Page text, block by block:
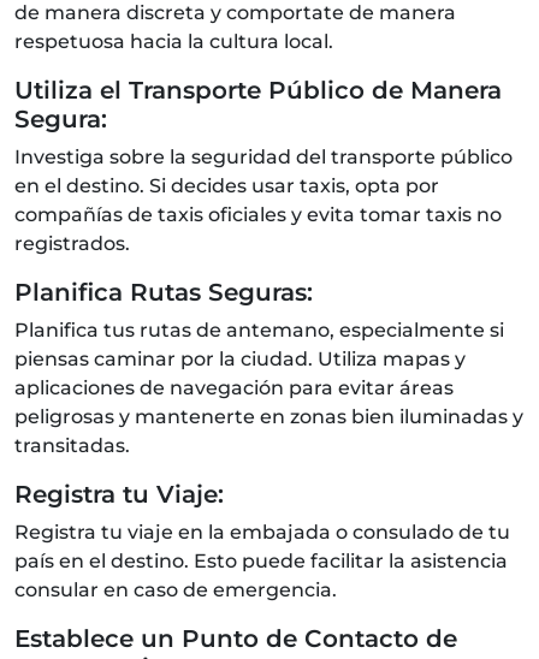
de manera discreta y comportate de manera
respetuosa hacia la cultura local.
Utiliza el Transporte Público de Manera
Segura:
Investiga sobre la seguridad del transporte público
en el destino. Si decides usar taxis, opta por
compañías de taxis oficiales y evita tomar taxis no
registrados.
Planifica Rutas Seguras:
Planifica tus rutas de antemano, especialmente si
piensas caminar por la ciudad. Utiliza mapas y
aplicaciones de navegación para evitar áreas
peligrosas y mantenerte en zonas bien iluminadas y
transitadas.
Registra tu Viaje:
Registra tu viaje en la embajada o consulado de tu
país en el destino. Esto puede facilitar la asistencia
consular en caso de emergencia.
Establece un Punto de Contacto de